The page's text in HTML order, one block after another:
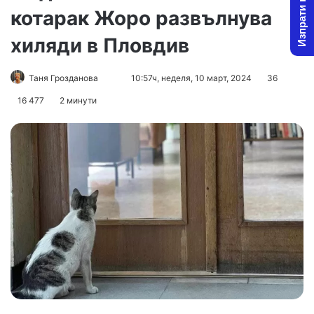
котарак Жоро развълнува
хиляди в Пловдив
Таня Грозданова
Follow
Send10:57ч, неделя, 10 март, 2024 36
16 477 2 минути